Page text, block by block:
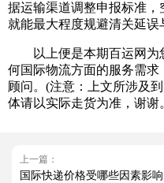
据运输渠道调整申报标准，
就能最大程度规避清关延误
以上便是本期百运网为
何国际物流方面的服务需
顾问。(注意：上文所涉及
体请以实际走货为准，谢谢
上一篇：
国际快递价格受哪些因素影